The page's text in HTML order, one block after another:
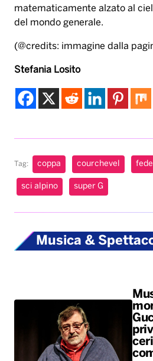
matematicamente alzato al
del mondo generale.
(@credits: immagine dalla
Stefania Losito
Tag: coppa courchevel
sci alpino super G
Musica &